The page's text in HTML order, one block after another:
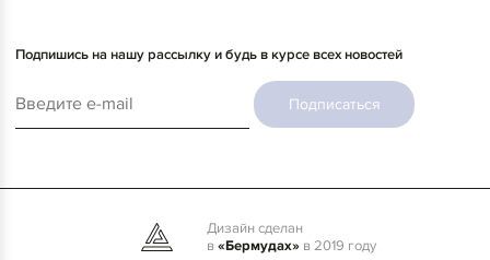
Подпишись на нашу рассылку и будь в курсе всех новостей
Подписаться
Дизайн сделан
в«Бермудах»в 2019 году